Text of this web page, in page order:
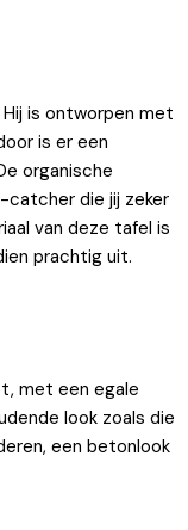
is ontworpen met
is er een
organische
catcher die jij zeker
van deze tafel is
prachtig uit.
met een egale
look zoals die
een betonlook